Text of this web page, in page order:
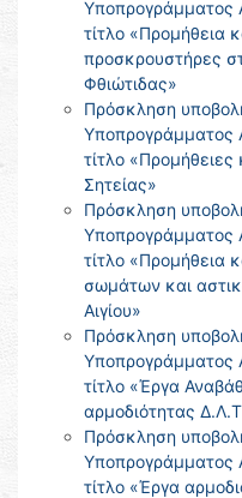
τίτλο «Προμήθεια
προσκρουστήρες
Φθιώτιδας»
Πρόσκληση
τίτλο
Σητείας»
Πρόσκληση
τίτλο «Προμήθεια
σωμάτων και
Αιγίου»
Πρόσκληση
τίτλο «Έργα
αρμοδιότητας
Πρόσκληση
τίτλο «Έργα